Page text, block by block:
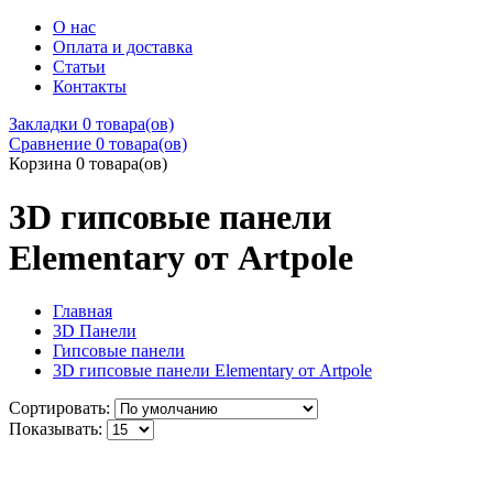
О нас
Оплата и доставка
Статьи
Контакты
Закладки 0 товара(ов)
Сравнение 0 товара(ов)
Корзина 0 товара(ов)
3D гипсовые панели
Elementary от Artpole
Главная
3D Панели
Гипсовые панели
3D гипсовые панели Elementary от Artpole
Сортировать:
Показывать: